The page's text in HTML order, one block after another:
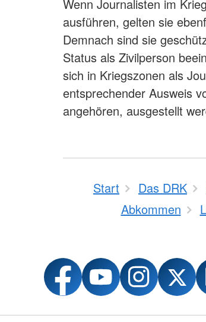
Wenn Journalisten im
ausführen, gelten sie
Demnach sind sie
Status als Zivilperson
sich in Kriegszonen als
entsprechender Ausweis
angehören, ausgestellt
Start Das DRK
Abkommen